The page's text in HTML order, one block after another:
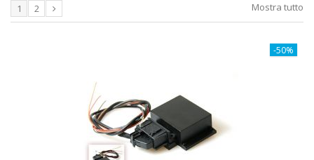
Mostra tutto
1 2
-50%